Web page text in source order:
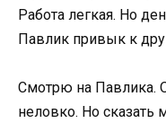
Работа легкая. Но
Павлик привык к
Смотрю на Павлика.
неловко. Но сказать